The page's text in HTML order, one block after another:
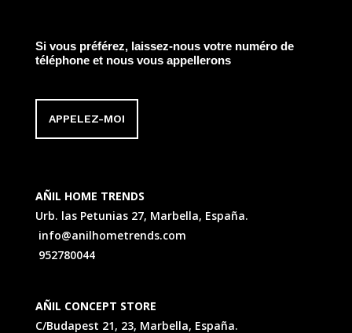
Si vous préférez, laissez-nous votre numéro de
téléphone et nous vous appellerons
APPELEZ-MOI
AÑIL HOME TRENDS
Urb. las Petunias 27, Marbella, España.
info@anilhometrends.com
952780044
AÑIL CONCEPT STORE
C/Budapest 21, 23, Marbella, España.